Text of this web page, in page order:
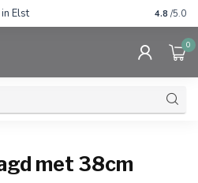
Elst Gratis
4.8 /5.0
0
met 38cm